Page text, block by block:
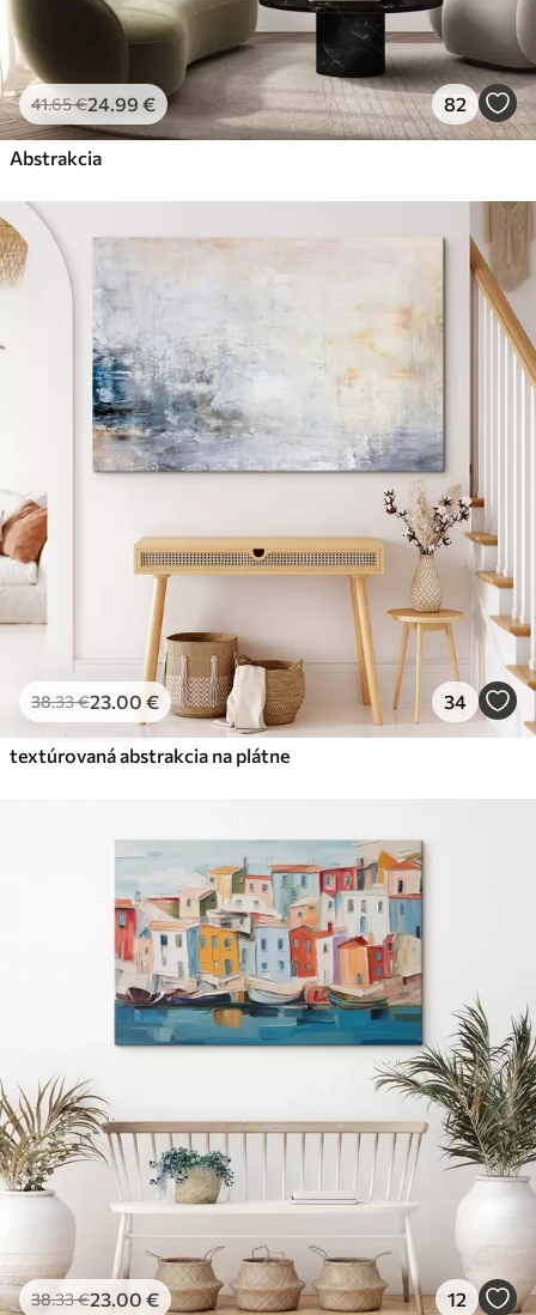
41.65€24.99 € 82
Abstrakcia
38.33€23.00 € 34
textúrovaná abstrakcia na plátne
38.33€23.00 € 12